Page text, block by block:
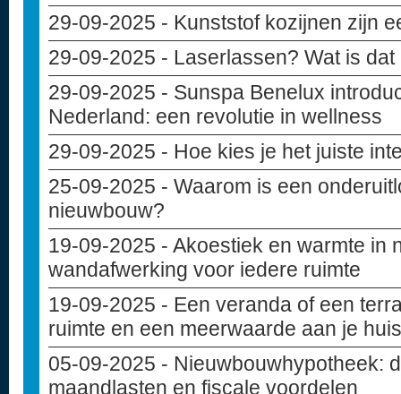
29-09-2025 - Kunststof kozijnen zijn
29-09-2025 - Laserlassen? Wat is
29-09-2025 - Sunspa Benelux
Nederland: een revolutie in wellness
29-09-2025 - Hoe kies je het juiste
25-09-2025 - Waarom is een
nieuwbouw?
19-09-2025 - Akoestiek en warmte in
wandafwerking voor iedere ruimte
19-09-2025 - Een veranda of een
ruimte en een meerwaarde aan je huis
05-09-2025 - Nieuwbouwhypotheek:
maandlasten en fiscale voordelen